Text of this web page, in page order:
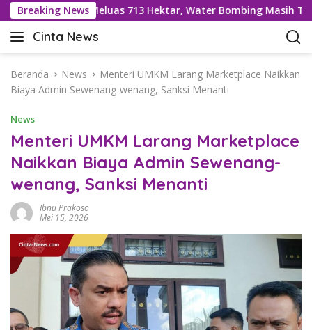
a
Breaking News
Meluas 713 Hektar, Water Bombing Masih Terganjal
Cinta News
C
n
t
N
e
w
s
–
a
a
r
Beranda News
Menteri UMKM Larang Marketplace Naikkan
Biaya Admin Sewenang-wenang, Sanksi Menanti
News
Menteri UMKM Larang Marketplace
Naikkan Biaya Admin Sewenang-
wenang, Sanksi Menanti
Ibnu Prakoso
Mei 15, 2026